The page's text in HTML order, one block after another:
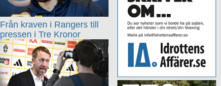
Från kraven i Rangers till
pressen i Tre Kronor